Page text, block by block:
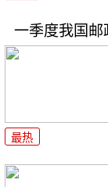
一季度我国
最热